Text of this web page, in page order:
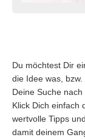
Du möchtest Dir
die Idee was,
Deine Suche
Klick Dich einfach
wertvolle Tipps
damit deinem